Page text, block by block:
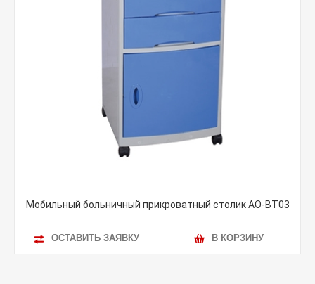
Мобильный больничный прикроватный столик AO-BT03
ОСТАВИТЬ ЗАЯВКУ В КОРЗИНУ